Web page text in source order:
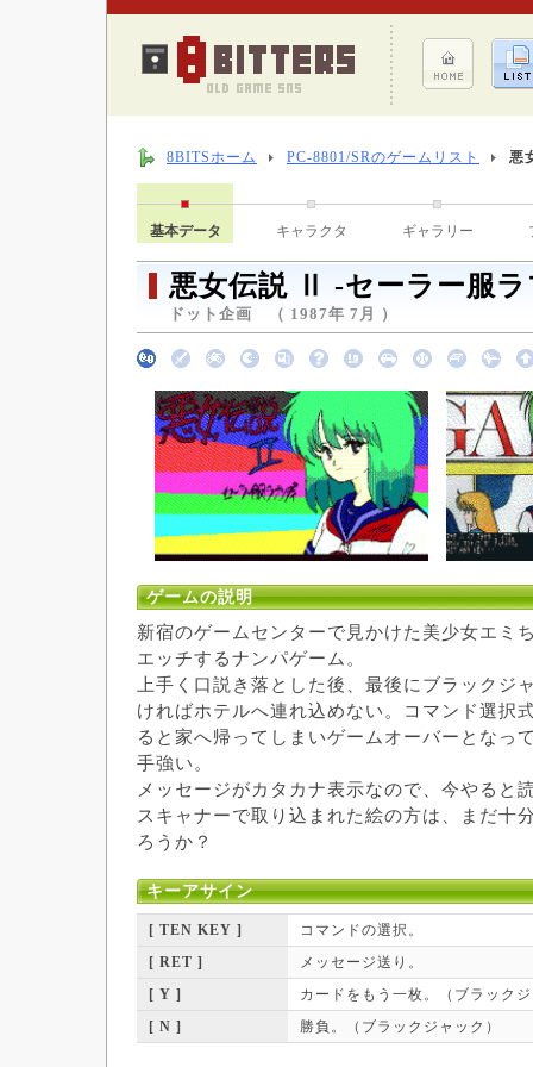
8BITSホーム PC-8801/SRのゲームリスト 悪
基本データ キャラクタ ギャラリー
悪女伝説 Ⅱ -セーラー服
ドット企画 （ 1987年 7月 ）
ゲームの説明
新宿のゲームセンターで見かけた美少女エミ
エッチするナンパゲーム。
上手く口説き落とした後、最後にブラックジ
ければホテルへ連れ込めない。コマンド選択
ると家へ帰ってしまいゲームオーバーとなっ
手強い。
メッセージがカタカナ表示なので、今やると
スキャナーで取り込まれた絵の方は、まだ十
ろうか？
キーアサイン
[ TEN KEY ]
コマンドの選択。
[ RET ]
メッセージ送り。
[ Y ]
カードをもう一枚。（ブラック
[ N ]
勝負。（ブラックジャック）